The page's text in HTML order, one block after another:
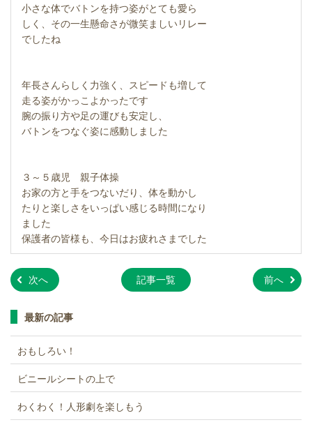
小さな体でバトンを持つ姿がとても愛ら
しく、その一生懸命さが微笑ましいリレー
でしたね
年長さんらしく力強く、スピードも増して
走る姿がかっこよかったです
腕の振り方や足の運びも安定し、
バトンをつなぐ姿に感動しました
３～５歳児 親子体操
お家の方と手をつないだり、体を動かし
たりと楽しさをいっぱい感じる時間になり
ました
保護者の皆様も、今日はお疲れさまでした
記事一覧 前へ
»
次へ »
最新の記事
おもしろい！
ビニールシートの上で
わくわく！人形劇を楽しもう